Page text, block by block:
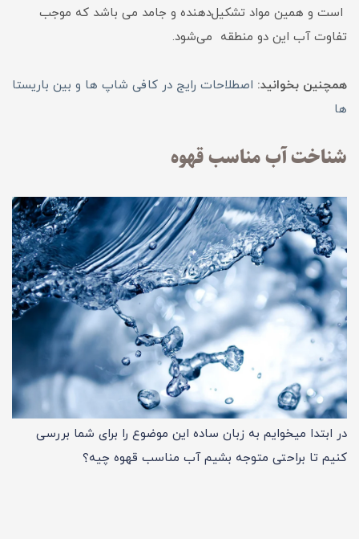
است و همین مواد تشکیل‌دهنده و جامد می باشد که موجب
تفاوت آب این دو منطقه می‌شود.
همچنین بخوانید: اصطلاحات رایج در کافی شاپ ها و بین باریستا
ها
شناخت آب مناسب قهوه
در ابتدا میخوایم به زبان ساده این موضوع را برای شما بررسی
کنیم تا براحتی متوجه بشیم آب مناسب قهوه چیه؟